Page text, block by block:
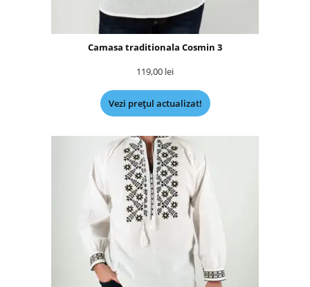
Camasa traditionala Cosmin 3
119,00 lei
Vezi prețul actualizat!